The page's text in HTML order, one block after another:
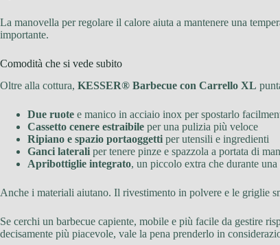
La manovella per regolare il calore aiuta a mantenere una
importante.
Comodità che si vede subito
Oltre alla cottura, KESSER® Barbecue con Carrello XL
Due ruote e manico in acciaio inox per spostarlo
Cassetto cenere estraibile per una pulizia più veloce
Ripiano e spazio portaoggetti per utensili e ingredienti
Ganci laterali per tenere pinze e spazzola a portata di
Apribottiglie integrato, un piccolo extra che durante
Anche i materiali aiutano. Il rivestimento in polvere e le griglie
Se cerchi un barbecue capiente, mobile e più facile da gestire
decisamente più piacevole, vale la pena prenderlo in